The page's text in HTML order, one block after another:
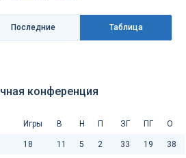
Последниe Таблица
конференция
Игры В Н П ЗГ ПГ О
18 11 5 2 33 19 38